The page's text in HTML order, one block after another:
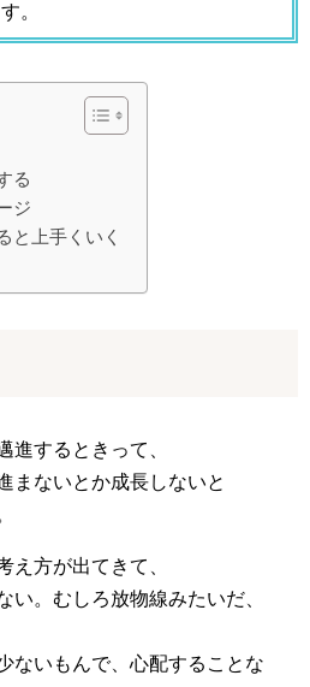
。
る
ジ
と上手くいく
進するときって、
まないとか成長しないと
え方が出てきて、
い。むしろ放物線みたいだ、
ないもんで、心配することな